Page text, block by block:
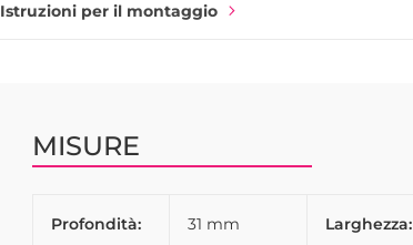
Istruzioni per il montaggio
MISURE
Profondità: 31 mm Larghezza: